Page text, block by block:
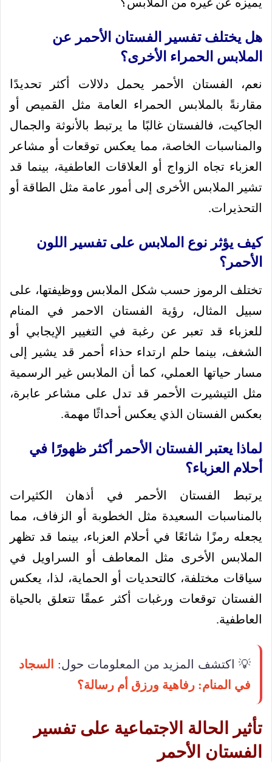
هل يختلف تفسير الفستان الأحمر عن
الملابس الحمراء الأخرى؟
نعم، الفستان الأحمر يحمل دلالات أكثر تحديدًا
مقارنةً بالملابس الحمراء العامة مثل القميص أو
الجاكيت، فالفستان غالبًا ما يرتبط بالأنوثة والجمال
والمناسبات الخاصة، مما يعكس توقعات أو مشاعر
العزباء تجاه الزواج أو العلاقات العاطفية، بينما قد
تشير الملابس الأخرى إلى أمور عامة مثل الطاقة أو
التحذيرات.
كيف يؤثر نوع الملابس على تفسير اللون
الأحمر؟
تختلف الرموز حسب شكل الملابس ووظيفتها، على
سبيل المثال، رؤية الفستان الاحمر في المنام
للعزباء قد تعبر عن رغبة في التغيير الإيجابي أو
الشغف، بينما حلم ارتداء حذاء أحمر قد يشير إلى
مسار حياتها العملي، كما أن الملابس غير الرسمية
مثل التيشيرت الأحمر قد تدل على مشاعر عابرة،
بعكس الفستان الذي يعكس أحداثًا مهمة.
لماذا يعتبر الفستان الأحمر أكثر ظهورًا في
أحلام العزباء؟
يرتبط الفستان الأحمر في أذهان الكثيرات
بالمناسبات السعيدة مثل الخطوبة أو الزفاف، مما
يجعله رمزًا شائعًا في أحلام العزباء، بينما قد تظهر
الملابس الأخرى مثل المعاطف أو السراويل في
سياقات مختلفة، كالتحديات أو الحماية، لذا، يعكس
الفستان توقعات ورغبات أكثر عمقًا تتعلق بالحياة
العاطفية.
💡 اكتشف المزيد من المعلومات حول:
السجاد
في المنام: رفاهية ورزق أم رسالة؟
تأثير الحالة الاجتماعية على تفسير
الفستان الأحمر